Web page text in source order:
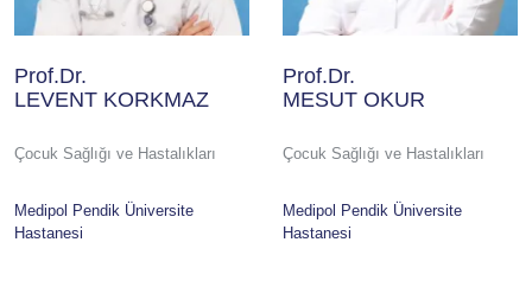
Prof.Dr.
LEVENT KORKMAZ
Çocuk Sağlığı ve Hastalıkları
Medipol Pendik Üniversite
Hastanesi
Prof.Dr.
MESUT OKUR
Çocuk Sağlığı ve Hastalıkları
Medipol Pendik Üniversite
Hastanesi